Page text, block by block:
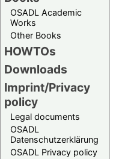
OSADL Academic
Works
Other Books
HOWTOs
Downloads
Imprint/Privacy
policy
Legal documents
OSADL
Datenschutzerklärung
OSADL Privacy policy